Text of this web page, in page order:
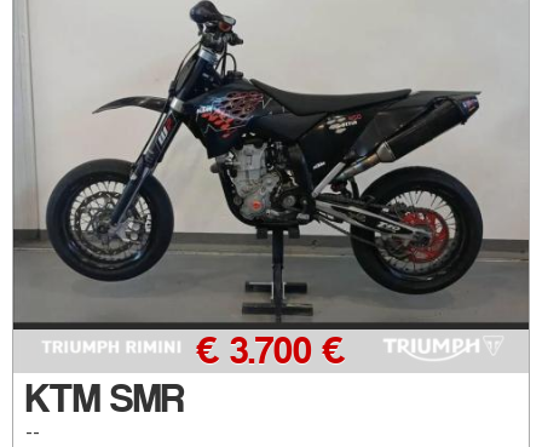
KTM SMR
--
€ 3.700 €